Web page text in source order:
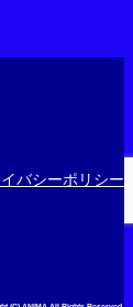
バシーポリシー